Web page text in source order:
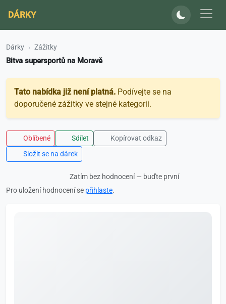
DÁRKY
Dárky Zážitky
Bitva supersportů na Moravě
Tato nabídka již není platná. Podívejte se na
doporučené zážitky ve stejné kategorii.
Oblíbené Sdílet
Kopírovat odkaz
Složit se na dárek
Zatím bez hodnocení — buďte první
Pro uložení hodnocení se přihlaste.